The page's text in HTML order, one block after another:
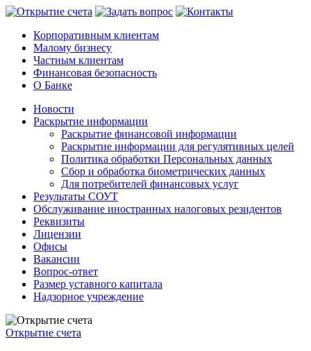
Корпоративным клиентам
Малому бизнесу
Частным клиентам
Финансовая безопасность
О Банке
Новости
Раскрытие информации
Раскрытие финансовой информации
Раскрытие информации для регулятивных целей
Политика обработки Персональных данных
Сбор и обработка биометрических данных
Для потребителей финансовых услуг
Результаты СОУТ
Обслуживание иностранных налоговых резидентов
Реквизиты
Лицензии
Офисы
Вакансии
Вопрос-ответ
Размер уставного капитала
Надзорное учреждение
Открытие счета